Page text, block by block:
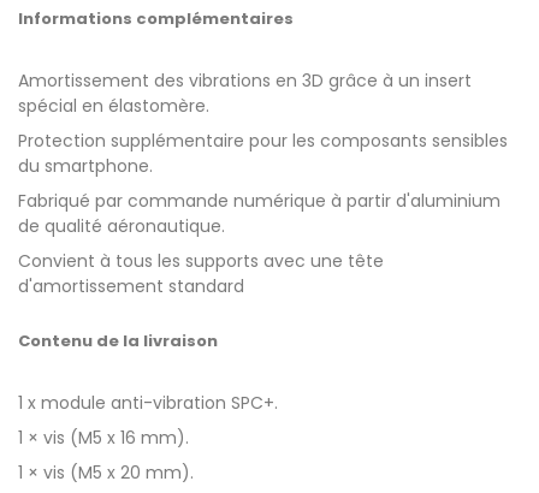
Informations complémentaires
Amortissement des vibrations en 3D grâce à un insert
spécial en élastomère.
Protection supplémentaire pour les composants sensibles
du smartphone.
Fabriqué par commande numérique à partir d'aluminium
de qualité aéronautique.
Convient à tous les supports avec une tête
d'amortissement standard
Contenu de la livraison
1 x module anti-vibration SPC+.
1 × vis (M5 x 16 mm).
1 × vis (M5 x 20 mm).